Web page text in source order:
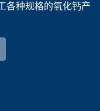
各种规格的氧化钙产